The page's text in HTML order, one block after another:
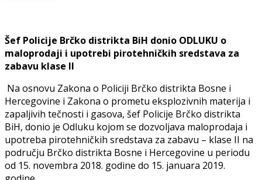
Šef Policije Brčko distrikta BiH donio ODLUKU o
maloprodaji i upotrebi pirotehničkih sredstava za
zabavu klase II
Na osnovu Zakona o Policiji Brčko distrikta Bosne i
Hercegovine i Zakona o prometu eksplozivnih materija i
zapaljivih tečnosti i gasova, šef Policije Brčko distrikta
BiH, donio je Odluku kojom se dozvoljava maloprodaja i
upotreba pirotehničkih sredstava za zabavu – klase II na
području Brčko distrikta Bosne i Hercegovine u periodu
od 15. novembra 2018. godine do 15. januara 2019.